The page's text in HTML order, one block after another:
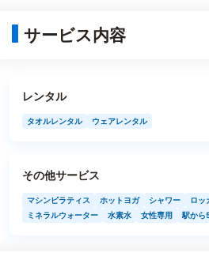
サービス内容
レンタル
タオルレンタル ウェアレンタル
その他サービス
マシンピラティス ホットヨガ シャワー ロッ
ミネラルウォーター
水素水 女性専用 駅から